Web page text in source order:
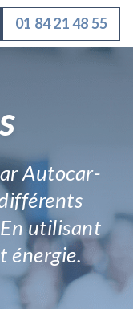
01 84 21 48 55
Autocar-
utilisant
énergie.